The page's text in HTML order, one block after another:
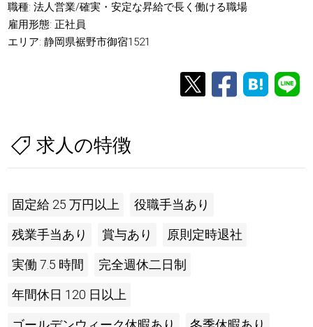
職種: 法人営業/確実・安定な昇給で長く働ける職場
雇用形態: 正社員
エリア: 静岡県裾野市御宿1521
求人の特徴
固定給 25 万円以上 役職手当あり
残業手当あり 賞与あり 原則定時退社
実働 7.5 時間 完全週休二日制
年間休日 120 日以上